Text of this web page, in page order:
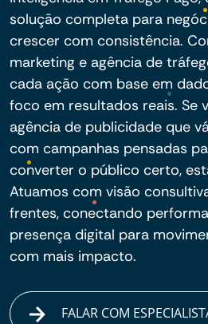
solução completa para
crescer com consistência.
marketing e agência de
cada ação com base em
foco em resultados reais. Se
agência de publicidade que
com campanhas pensadas
converter o público certo,
Atuamos com visão
frentes, conectando
presença digital para
com mais impacto.
FALAR COM